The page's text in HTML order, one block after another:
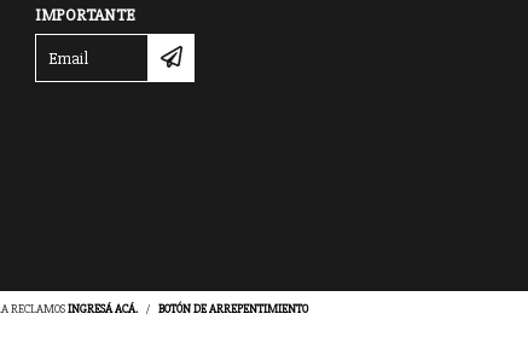
IMPORTANTE
RECLAMOSINGRESÁ ACÁ. / BOTÓN DE ARREPENTIMIENTO